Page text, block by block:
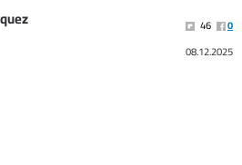
46
0
08.12.2025